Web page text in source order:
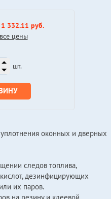
1 332.11 руб.
цены
шт.
оконных и дверных
следов топлива,
дезинфицирующих
их паров.